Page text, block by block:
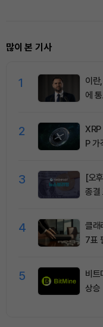
많이 본 기사
1
이란
에
2
XRP
P 가
3
[오
종결
4
클래
7표
5
비
상승